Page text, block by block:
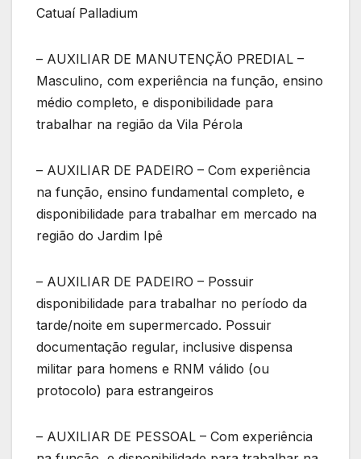
Catuaí Palladium
– AUXILIAR DE MANUTENÇÃO PREDIAL –
Masculino, com experiência na função, ensino
médio completo, e disponibilidade para
trabalhar na região da Vila Pérola
– AUXILIAR DE PADEIRO – Com experiência
na função, ensino fundamental completo, e
disponibilidade para trabalhar em mercado na
região do Jardim Ipê
– AUXILIAR DE PADEIRO – Possuir
disponibilidade para trabalhar no período da
tarde/noite em supermercado. Possuir
documentação regular, inclusive dispensa
militar para homens e RNM válido (ou
protocolo) para estrangeiros
– AUXILIAR DE PESSOAL – Com experiência